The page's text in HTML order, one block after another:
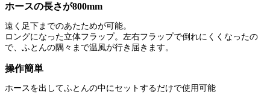
ホースの長さが800mm
遠く足下までのあたためが可能。
ロングになった立体フラップ。左右フラップで倒れにくくなったの
で、ふとんの隅々まで温風が行き届きます。
操作簡単
ホースを出してふとんの中にセットするだけで使用可能